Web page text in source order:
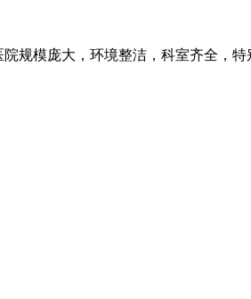
规模庞大，环境整洁，科室齐全，